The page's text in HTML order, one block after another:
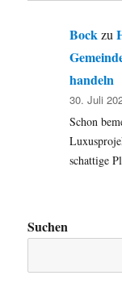
Bockzu
handeln
30. Juli
Schon
schattige
Suchen